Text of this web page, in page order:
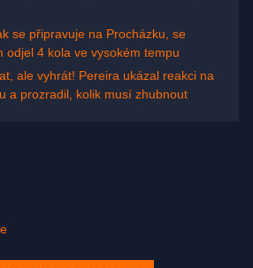
se připravuje na Procházku, se
odjel 4 kola ve vysokém tempu
ale vyhrát! Pereira ukázal reakci na
a prozradil, kolik musí zhubnout